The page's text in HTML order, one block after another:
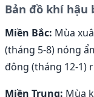
Bản đồ khí hậu
Miền Bắc: Mùa
(tháng 5-8) nóng
đông (tháng 12-1)
Miền Trung: Mùa